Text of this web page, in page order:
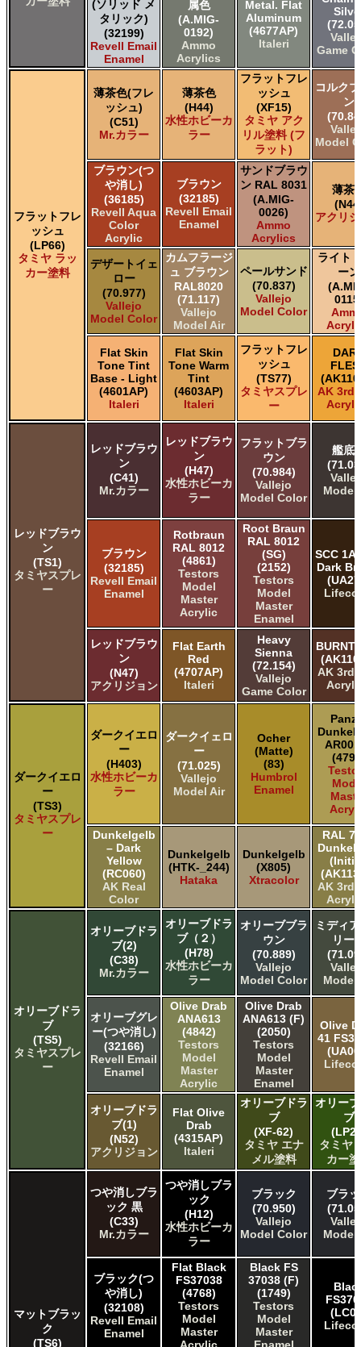
(ソリッド メ
タリック)
(32199)
Revell Email
Enamel
属色
(A.MIG-
0192)
Ammo
Acrylics
Metal. Flat
Aluminum
(4677AP)
Italeri
Game
フラットフレ
ッシュ
(LP66)
タミヤ ラッ
カー塗料
薄茶色(フレ
ッシュ)
(C51)
Mr.カラー
薄茶色
(H44)
水性ホビーカ
ラー
フラットフレ
ッシュ
(XF15)
タミヤ アク
リル塗料 (フ
ラット)
コルク
ン
Model
ブラウン(つ
や消し)
(36185)
Revell Aqua
Color
Acrylic
ブラウン
(32185)
Revell Email
Enamel
サンドブラウ
ン RAL 8031
(A.MIG-
0026)
Ammo
Acrylics
薄茶
アクリ
デザートイェ
ロー
(70.977)
Vallejo
Model Color
カムフラージ
ュ ブラウン
RAL8020
(71.117)
Vallejo
Model Air
ペールサンド
(70.837)
Vallejo
Model Color
ライト
ーン
Flat Skin
Tone Tint
Base - Light
(4601AP)
Italeri
Flat Skin
Tone Warm
Tint
(4603AP)
Italeri
フラットフレ
ッシュ
(TS77)
タミヤスプレ
ー
AK 3rd
レッドブラウ
ン
(TS1)
タミヤスプレ
ー
レッドブラウ
ン
(C41)
Mr.カラー
レッドブラウ
ン
(H47)
水性ホビーカ
ラー
フラットブラ
ウン
(70.984)
Vallejo
Model Color
艦底
Model
ブラウン
(32185)
Revell Email
Enamel
Rotbraun
RAL 8012
(4861)
Testors
Model
Master
Acrylic
Root Braun
RAL 8012
(SG)
(2152)
Testors
Model
Master
Enamel
SCC 1A
Dark
レッドブラウ
ン
(N47)
アクリジョン
Flat Earth
Red
(4707AP)
Italeri
Heavy
Sienna
(72.154)
Vallejo
Game Color
BURNT
AK 3rd
ダークイエロ
ー
(TS3)
タミヤスプレ
ー
ダークイエロ
ー
(H403)
水性ホビーカ
ラー
ダークイェロ
ー
(71.025)
Vallejo
Model Air
Ocher
(Matte)
(83)
Humbrol
Enamel
Dunkelgelb
– Dark
Yellow
(RC060)
AK Real
Color
Dunkelgelb
(HTK-_244)
Hataka
Dunkelgelb
(X805)
Xtracolor
RAL
AK 3rd
オリーブドラ
ブ
(TS5)
タミヤスプレ
ー
オリーブドラ
ブ(2)
(C38)
Mr.カラー
オリーブドラ
ブ（２）
(H78)
水性ホビーカ
ラー
オリーブブラ
ウン
(70.889)
Vallejo
Model Color
ミディ
リー
Model
オリーブグレ
ー(つや消し)
(32166)
Revell Email
Enamel
Olive Drab
ANA613
(4842)
Testors
Model
Master
Acrylic
Olive Drab
ANA613 (F)
(2050)
Testors
Model
Master
Enamel
Olive
41
オリーブドラ
ブ(1)
(N52)
アクリジョン
Flat Olive
Drab
(4315AP)
Italeri
オリーブドラ
ブ
(XF-62)
タミヤ エナ
メル塗料
オリー
ブ
タミヤ
カー
マットブラッ
ク
(TS6)
つや消しブラ
ック 黒
(C33)
Mr.カラー
つや消しブラ
ック
(H12)
水性ホビーカ
ラー
ブラック
(70.950)
Vallejo
Model Color
ブラ
Model
ブラック(つ
や消し)
(32108)
Revell Email
Enamel
Flat Black
FS37038
(4768)
Testors
Model
Master
Black FS
37038 (F)
(1749)
Testors
Model
Master